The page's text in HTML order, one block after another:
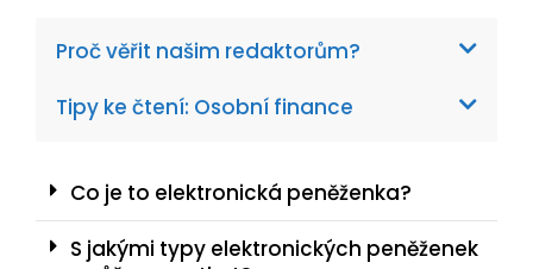
Proč věřit našim redaktorům?
Tipy ke čtení: Osobní finance
Co je to elektronická peněženka?
S jakými typy elektronických peněženek